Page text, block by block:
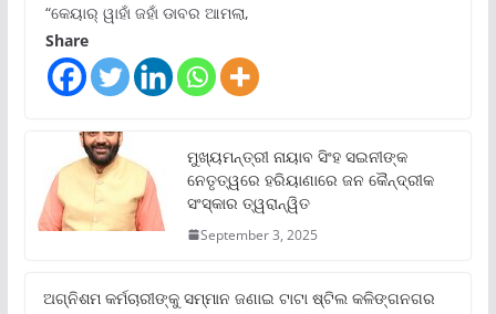
“କେୟାର୍ ୱାହାଁ ଜହାଁ ଡାବର ଆମଲା,
Share
ମୁଖ୍ୟମନ୍ତ୍ରୀ ନାୟାବ ସିଂହ ସଇନୀଙ୍କ
ନେତୃତ୍ୱରେ ହରିୟାଣାରେ ଜନ କୈନ୍ଦ୍ରୀକ
ସଂସ୍କାର ତ୍ୱରାନ୍ୱିତ
September 3, 2025
ଅଗ୍ନିଶମ କର୍ମଚାରୀଙ୍କୁ ସମ୍ମାନ ଜଣାଇ ଟାଟା ଷ୍ଟିଲ କଳିଙ୍ଗନଗର